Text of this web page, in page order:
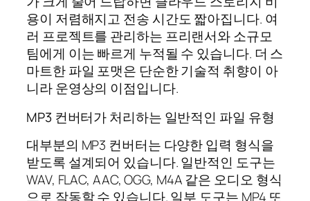
용이 저렴해지고 전송 시간도 짧아집니다. 여
러 프로젝트를 관리하는 프리랜서와 소규모
팀에게 이는 빠르게 누적될 수 있습니다. 더 스
마트한 파일 포맷은 단순한 기술적 취향이 아
니라 운영상의 이점입니다.
MP3 컨버터가 처리하는 일반적인 파일 유형
대부분의 MP3 컨버터는 다양한 입력 형식을
받도록 설계되어 있습니다. 일반적인 도구는
WAV, FLAC, AAC, OGG, M4A 같은 오디오 형식
으로 작동할 수 있습니다. 일부 도구는 MP4 또